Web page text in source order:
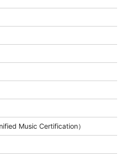
Music Certification）